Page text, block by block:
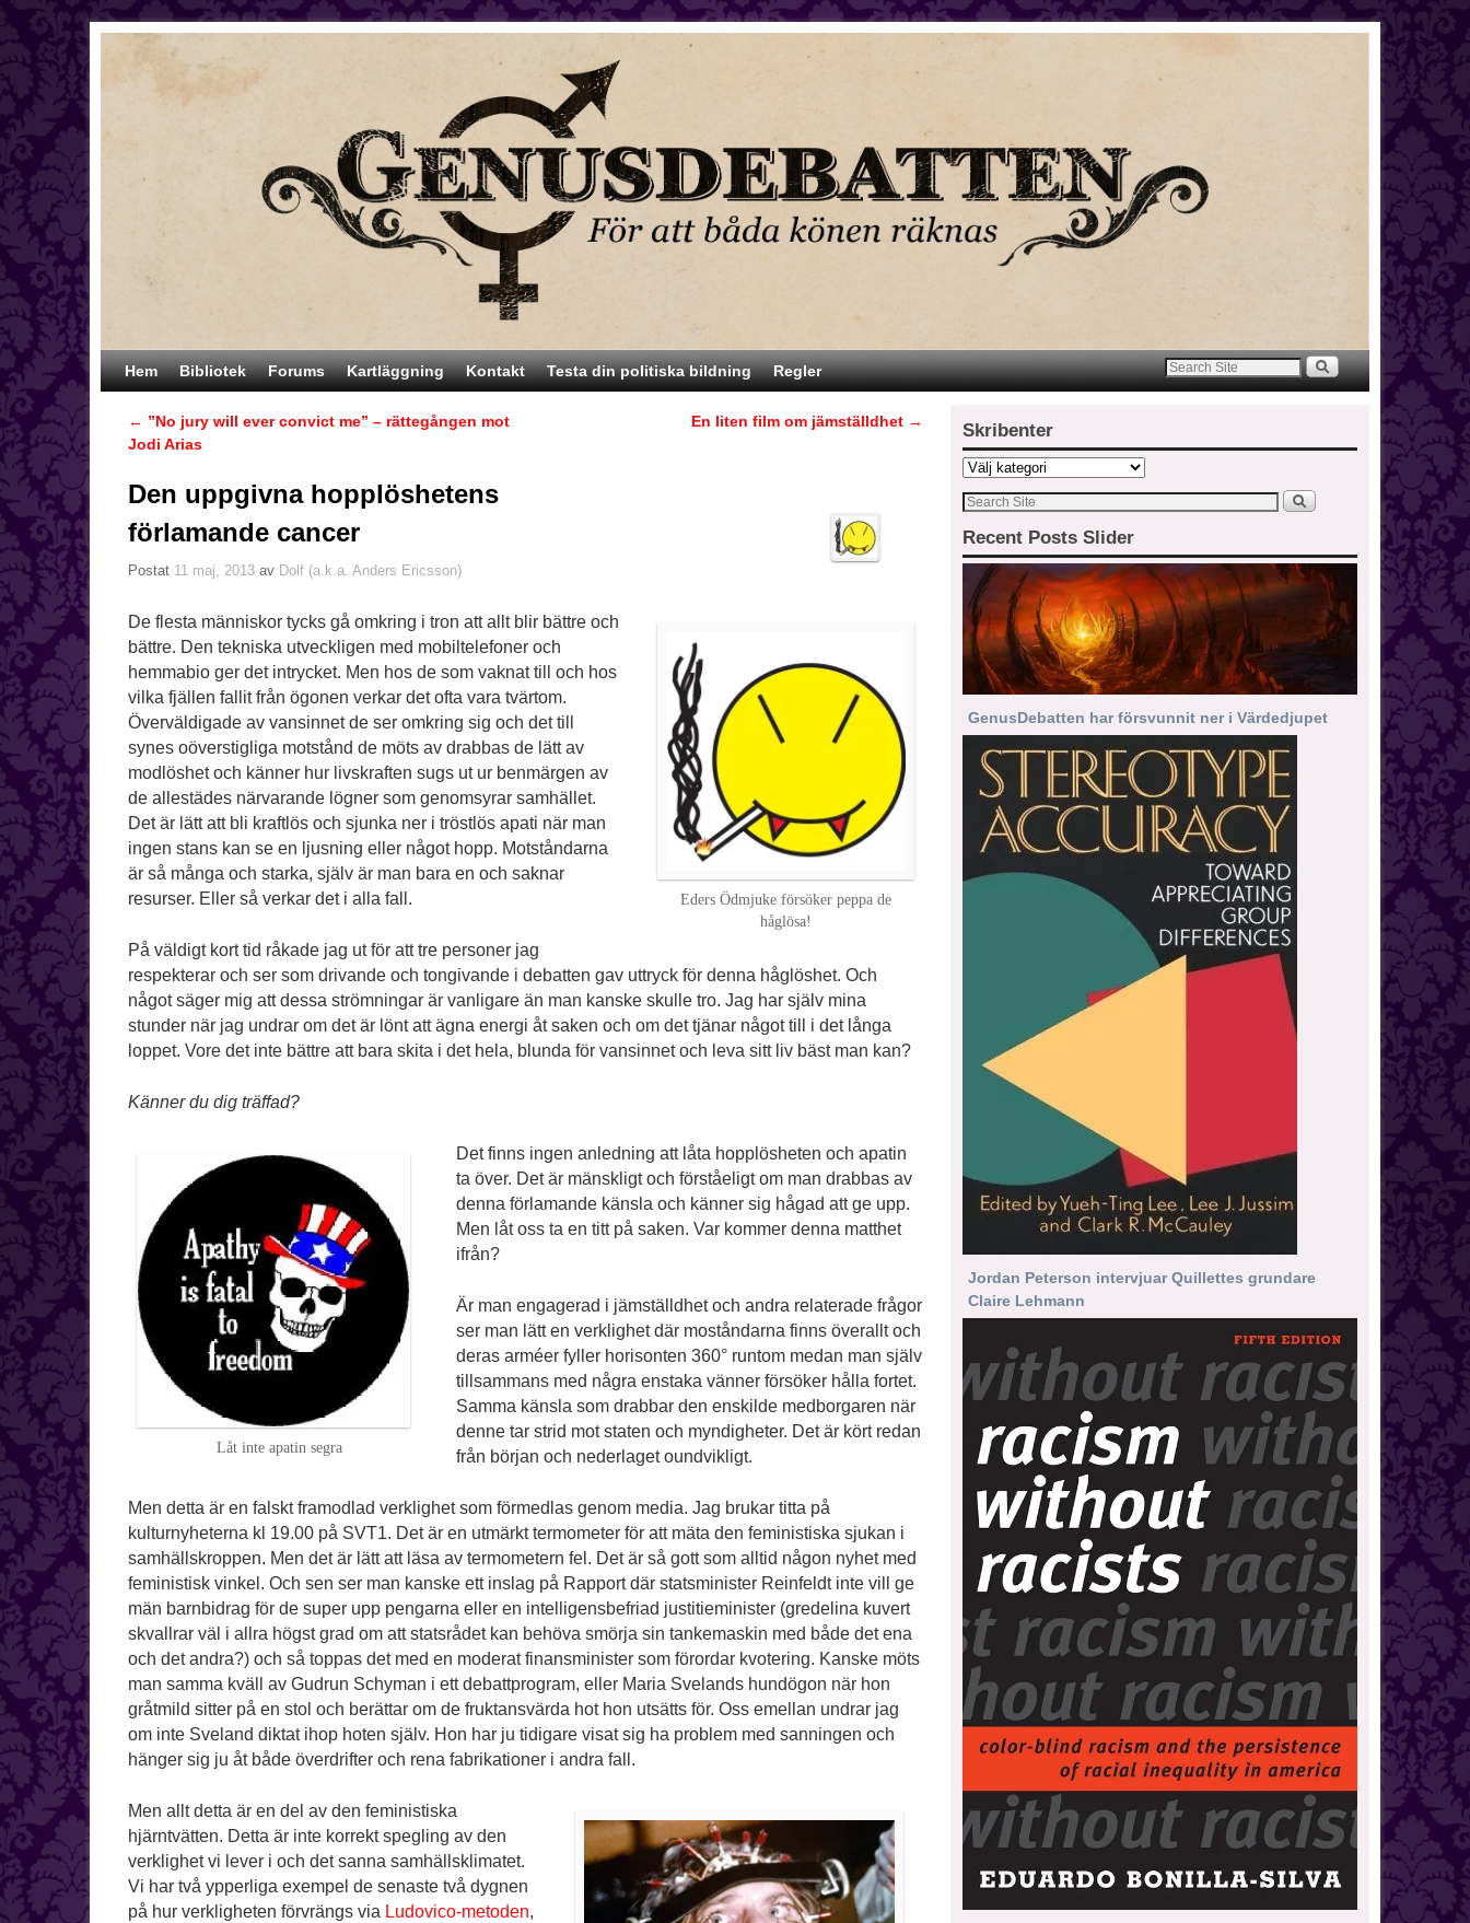
Hoppa till huvudinnehåll
Hoppa till sekundärt innehåll
Hem Bibliotek Forums Kartläggning Kontakt Testa din politiska bildning Regler
Inläggsnavigering
← ”No jury will ever convict me” – rättegången mot
Jodi Arias
En liten film om jämställdhet →
Den uppgivna hopplöshetens
förlamande cancer
Postat 11 maj, 2013 av Dolf (a.k.a. Anders Ericsson)
Eders Ödmjuke försöker peppa de
håglösa!
De flesta människor tycks gå omkring i tron att allt blir bättre och
bättre. Den tekniska utveckligen med mobiltelefoner och
hemmabio ger det intrycket. Men hos de som vaknat till och hos
vilka fjällen fallit från ögonen verkar det ofta vara tvärtom.
Överväldigade av vansinnet de ser omkring sig och det till
synes oöverstigliga motstånd de möts av drabbas de lätt av
modlöshet och känner hur livskraften sugs ut ur benmärgen av
de allestädes närvarande lögner som genomsyrar samhället.
Det är lätt att bli kraftlös och sjunka ner i tröstlös apati när man
ingen stans kan se en ljusning eller något hopp. Motståndarna
är så många och starka, själv är man bara en och saknar
resurser. Eller så verkar det i alla fall.
På väldigt kort tid råkade jag ut för att tre personer jag
respekterar och ser som drivande och tongivande i debatten gav uttryck för denna håglöshet. Och
något säger mig att dessa strömningar är vanligare än man kanske skulle tro. Jag har själv mina
stunder när jag undrar om det är lönt att ägna energi åt saken och om det tjänar något till i det långa
loppet. Vore det inte bättre att bara skita i det hela, blunda för vansinnet och leva sitt liv bäst man kan?
Känner du dig träffad?
Låt inte apatin segra
Det finns ingen anledning att låta hopplösheten och apatin
ta över. Det är mänskligt och förståeligt om man drabbas av
denna förlamande känsla och känner sig hågad att ge upp.
Men låt oss ta en titt på saken. Var kommer denna matthet
ifrån?
Är man engagerad i jämställdhet och andra relaterade frågor
ser man lätt en verklighet där moståndarna finns överallt och
deras arméer fyller horisonten 360° runtom medan man själv
tillsammans med några enstaka vänner försöker hålla fortet.
Samma känsla som drabbar den enskilde medborgaren när
denne tar strid mot staten och myndigheter. Det är kört redan
från början och nederlaget oundvikligt.
Men detta är en falskt framodlad verklighet som förmedlas genom media. Jag brukar titta på
kulturnyheterna kl 19.00 på SVT1. Det är en utmärkt termometer för att mäta den feministiska sjukan i
samhällskroppen. Men det är lätt att läsa av termometern fel. Det är så gott som alltid någon nyhet med
feministisk vinkel. Och sen ser man kanske ett inslag på Rapport där statsminister Reinfeldt inte vill ge
män barnbidrag för de super upp pengarna eller en intelligensbefriad justitieminister (gredelina kuvert
skvallrar väl i allra högst grad om att statsrådet kan behöva smörja sin tankemaskin med både det ena
och det andra?) och så toppas det med en moderat finansminister som förordar kvotering. Kanske möts
man samma kväll av Gudrun Schyman i ett debattprogram, eller Maria Svelands hundögon när hon
gråtmild sitter på en stol och berättar om de fruktansvärda hot hon utsätts för. Oss emellan undrar jag
om inte Sveland diktat ihop hoten själv. Hon har ju tidigare visat sig ha problem med sanningen och
hänger sig ju åt både överdrifter och rena fabrikationer i andra fall.
Men allt detta är en del av den feministiska
hjärntvätten. Detta är inte korrekt spegling av den
verklighet vi lever i och det sanna samhällsklimatet.
Vi har två ypperliga exempel de senaste två dygnen
på hur verkligheten förvrängs via Ludovico-metoden,
Skribenter
Recent Posts Slider
GenusDebatten har försvunnit ner i Värdedjupet
Jordan Peterson intervjuar Quillettes grundare
Claire Lehmann